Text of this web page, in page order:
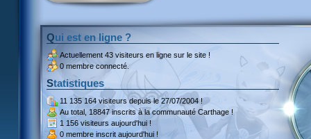
Qui est en ligne ?
Actuellement 43 visiteurs en ligne sur le site !
0 membre connecté.
Statistiques
11 135 164 visiteursdepuis le 27/07/2004 !
Au total, 18847 inscritsà la communauté Carthage !
1 156 visiteurs aujourd'hui !
0 membre inscrit aujourd'hui !